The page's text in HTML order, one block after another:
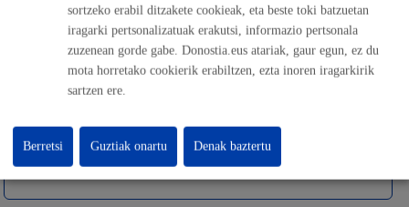
sortzeko erabil ditzakete cookieak, eta beste toki batzuetan
iragarki pertsonalizatuak erakutsi, informazio pertsonala
zuzenean gorde gabe. Donostia.eus atariak, gaur egun, ez du
mota horretako cookierik erabiltzen, ezta inoren iragarkirik
sartzen ere.
Denak baztertu
Berretsi Guztiak onartu